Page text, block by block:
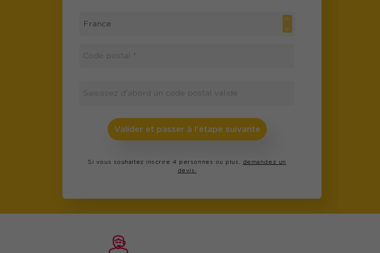
Valider et passer à l'étape suivante
Si vous souhaitez inscrire 4 personnes ou plus, demandez un
devis.